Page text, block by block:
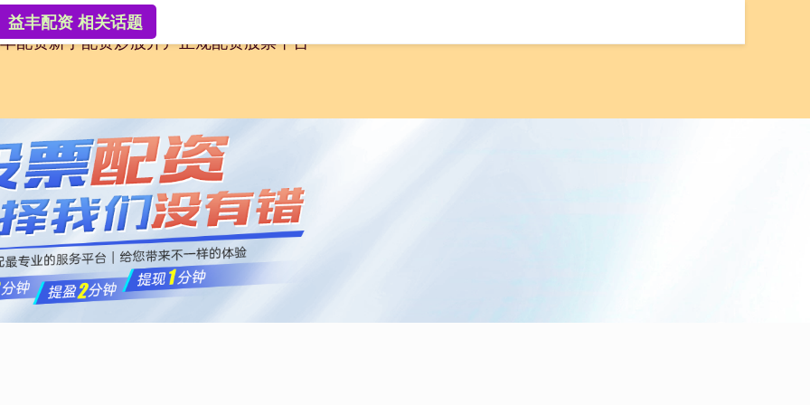
配资新手配资炒股开户正规配资股票平台
益丰配资 相关话题